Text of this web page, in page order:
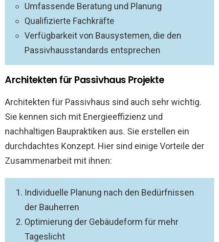
Umfassende Beratung und Planung
Qualifizierte Fachkräfte
Verfügbarkeit von Bausystemen, die den
Passivhausstandards entsprechen
Architekten für Passivhaus Projekte
Architekten für Passivhaus sind auch sehr wichtig.
Sie kennen sich mit Energieeffizienz und
nachhaltigen Baupraktiken aus. Sie erstellen ein
durchdachtes Konzept. Hier sind einige Vorteile der
Zusammenarbeit mit ihnen:
Individuelle Planung nach den Bedürfnissen
der Bauherren
Optimierung der Gebäudeform für mehr
Tageslicht